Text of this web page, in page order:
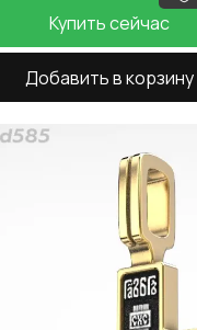
Купить сейчас
Добавить в корзину